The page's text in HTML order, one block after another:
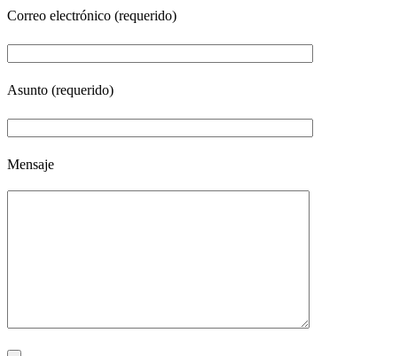
Correo electrónico (requerido)
Asunto (requerido)
Mensaje